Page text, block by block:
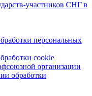
участников СНГ в
персональных
cookie
организации
обработки